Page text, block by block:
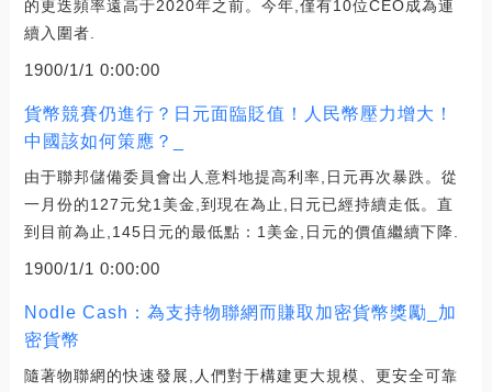
的更迭頻率遠高于2020年之前。今年,僅有10位CEO成為連
續入圍者.
1900/1/1 0:00:00
貨幣競賽仍進行？日元面臨貶值！人民幣壓力增大！
中國該如何策應？_
由于聯邦儲備委員會出人意料地提高利率,日元再次暴跌。從
一月份的127元兌1美金,到現在為止,日元已經持續走低。直
到目前為止,145日元的最低點：1美金,日元的價值繼續下降.
1900/1/1 0:00:00
Nodle Cash：為支持物聯網而賺取加密貨幣獎勵_加
密貨幣
隨著物聯網的快速發展,人們對于構建更大規模、更安全可靠